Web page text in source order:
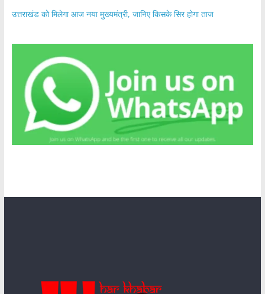
उत्तराखंड को मिलेगा आज नया मुख्यमंत्री, जानिए किसके सिर होगा ताज